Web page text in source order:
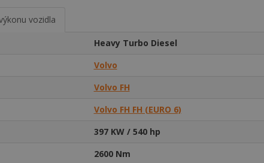
vozidla
Heavy Turbo Diesel
Volvo
Volvo FH
Volvo FH FH (EURO 6)
397 KW / 540 hp
2600 Nm